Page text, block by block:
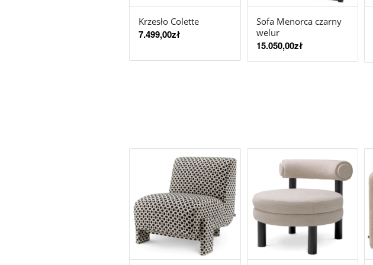
Krzesło Colette
7.499,00zł
Sofa Menorca czarny
welur
15.050,00zł